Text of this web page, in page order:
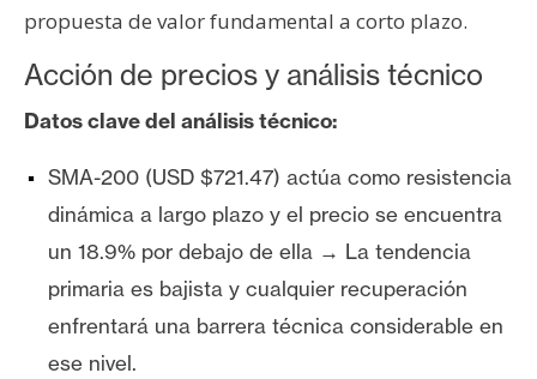
propuesta de valor fundamental a corto plazo.
Acción de precios y análisis técnico
Datos clave del análisis técnico:
SMA-200 (USD $721.47) actúa como resistencia
dinámica a largo plazo y el precio se encuentra
un 18.9% por debajo de ella → La tendencia
primaria es bajista y cualquier recuperación
enfrentará una barrera técnica considerable en
ese nivel.